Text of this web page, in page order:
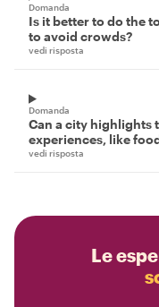
Domanda
Is it better to do the
to avoid crowds?
vedi risposta
Domanda
Can a city highlights
experiences, like
vedi risposta
Le